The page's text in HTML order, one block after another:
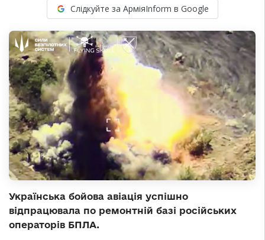
Слідкуйте за АрміяInform в Google
Українська бойова авіація успішно
відпрацювала по ремонтній базі російських
операторів БПЛА.